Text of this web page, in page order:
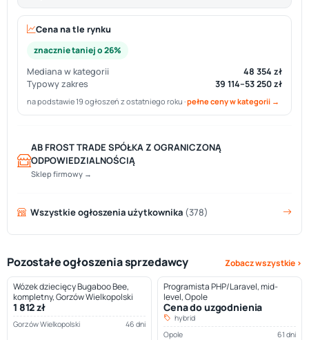
Cena na tle rynku
znacznie taniej o 26%
Mediana w kategorii
48 354 zł
Typowy zakres
39 114–53 250 zł
na podstawie 19 ogłoszeń z ostatniego roku ·pełne ceny w kategorii →
AB FROST TRADE SPÓŁKA Z OGRANICZONĄ
ODPOWIEDZIALNOŚCIĄ
Sklep firmowy →
Wszystkie ogłoszenia użytkownika (378)
Pozostałe ogłoszenia sprzedawcy
Zobacz wszystkie ›
Wózek dziecięcy Bugaboo Bee,
kompletny, Gorzów Wielkopolski
1 812 zł
Gorzów Wielkopolski 46 dni
Programista PHP/Laravel, mid-
level, Opole
Cena do uzgodnienia
hybrid
Opole
61 dni